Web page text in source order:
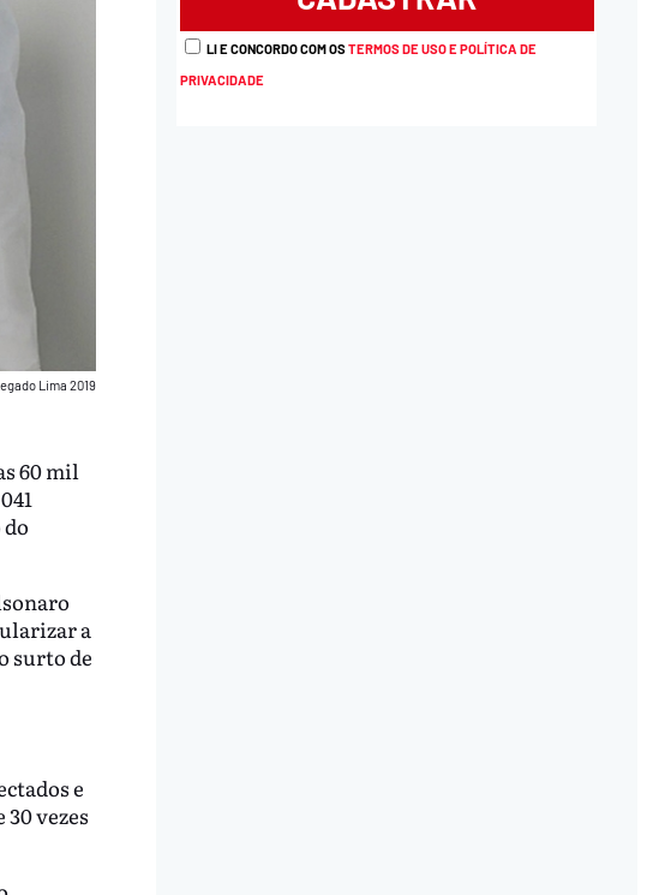
Lima 2019
60 mil
a
surto de
e
vezes
LI E CONCORDO COM OSTERMOS DE USO E POLÍTICA DE
PRIVACIDADE